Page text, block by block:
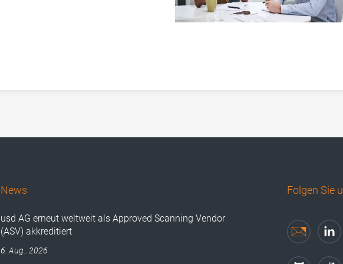
News
usd AG erneut weltweit als Approved Scanning Vendor
(ASV) akkreditiert
6. Aug.. 2026
Folgen Sie